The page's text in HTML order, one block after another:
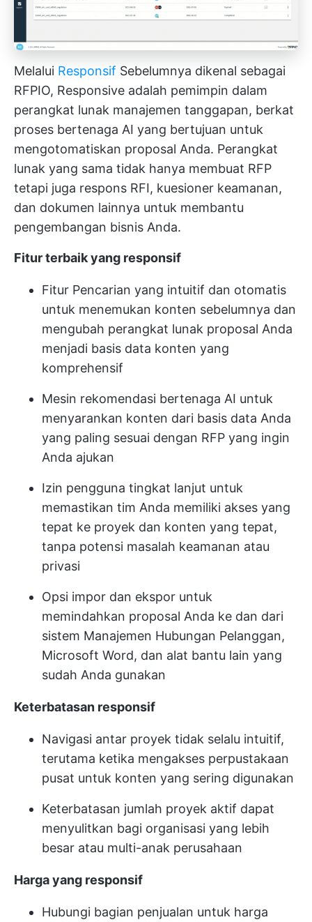
Melalui Responsif Sebelumnya dikenal sebagai
RFPIO, Responsive adalah pemimpin dalam
perangkat lunak manajemen tanggapan, berkat
proses bertenaga AI yang bertujuan untuk
mengotomatiskan proposal Anda. Perangkat
lunak yang sama tidak hanya membuat RFP
tetapi juga respons RFI, kuesioner keamanan,
dan dokumen lainnya untuk membantu
pengembangan bisnis Anda.
Fitur terbaik yang responsif
Fitur Pencarian yang intuitif dan otomatis
untuk menemukan konten sebelumnya dan
mengubah perangkat lunak proposal Anda
menjadi basis data konten yang
komprehensif
Mesin rekomendasi bertenaga AI untuk
menyarankan konten dari basis data Anda
yang paling sesuai dengan RFP yang ingin
Anda ajukan
Izin pengguna tingkat lanjut untuk
memastikan tim Anda memiliki akses yang
tepat ke proyek dan konten yang tepat,
tanpa potensi masalah keamanan atau
privasi
Opsi impor dan ekspor untuk
memindahkan proposal Anda ke dan dari
sistem Manajemen Hubungan Pelanggan,
Microsoft Word, dan alat bantu lain yang
sudah Anda gunakan
Keterbatasan responsif
Navigasi antar proyek tidak selalu intuitif,
terutama ketika mengakses perpustakaan
pusat untuk konten yang sering digunakan
Keterbatasan jumlah proyek aktif dapat
menyulitkan bagi organisasi yang lebih
besar atau multi-anak perusahaan
Harga yang responsif
Hubungi bagian penjualan untuk harga